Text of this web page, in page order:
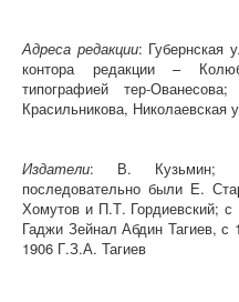
Адреса редакции: Губернская
контора редакции –
типографией тер-
Красильникова, Николаевская
Издатели: В. Кузьмин; в
последовательно были Е.
Хомутов и П.Т. Гордиевский;
Гаджи Зейнал Абдин Тагиев,
1906 Г.З.А. Тагиев